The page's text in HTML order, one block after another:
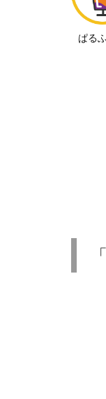
ぱる